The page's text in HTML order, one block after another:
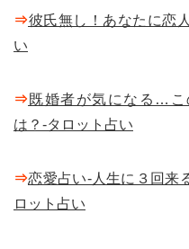
⇒彼氏無し！あなたに恋
い
⇒既婚者が気になる…こ
は？-タロット占い
⇒恋愛占い-人生に３回来
ロット占い